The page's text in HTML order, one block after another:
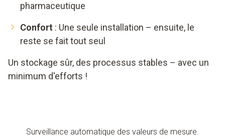
pharmaceutique
Confort : Une seule installation – ensuite, le
reste se fait tout seul
Un stockage sûr, des processus stables – avec un
minimum d'efforts !
Surveillance automatique des valeurs de mesure.